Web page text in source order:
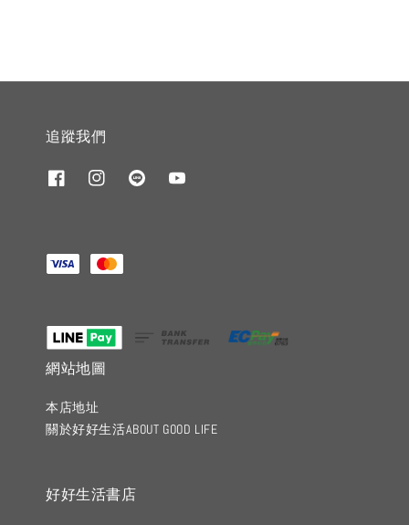
追蹤我們
網站地圖
本店地址
關於好好生活ABOUT GOOD LIFE
好好生活書店